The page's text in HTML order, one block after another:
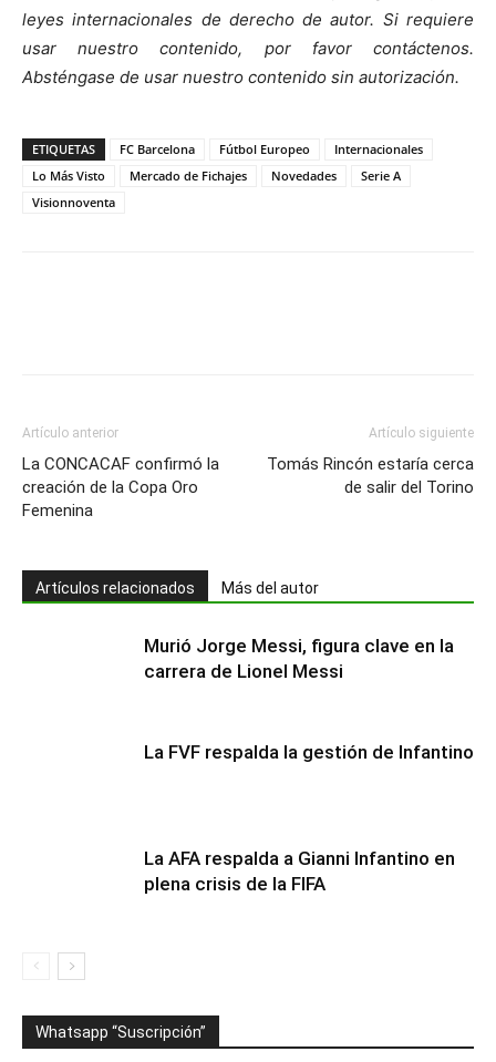
leyes internacionales de derecho de autor. Si requiere
usar nuestro contenido, por favor contáctenos.
Absténgase de usar nuestro contenido sin autorización.
ETIQUETAS FC Barcelona Fútbol Europeo
Internacionales
Lo Más Visto
Mercado de Fichajes Novedades
Serie A
Visionnoventa
Artículo anterior
La CONCACAF confirmó la
creación de la Copa Oro
Femenina
Artículo siguiente
Tomás Rincón estaría cerca
de salir del Torino
Artículos relacionados Más del autor
Murió Jorge Messi, figura clave en la
carrera de Lionel Messi
La FVF respalda la gestión de Infantino
La AFA respalda a Gianni Infantino en
plena crisis de la FIFA
Whatsapp “Suscripción”